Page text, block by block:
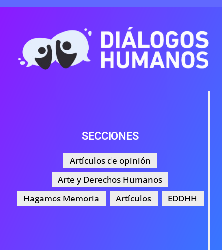
SECCIONES
Artículos de opinión
Arte y Derechos Humanos
Hagamos Memoria
Artículos EDDHH